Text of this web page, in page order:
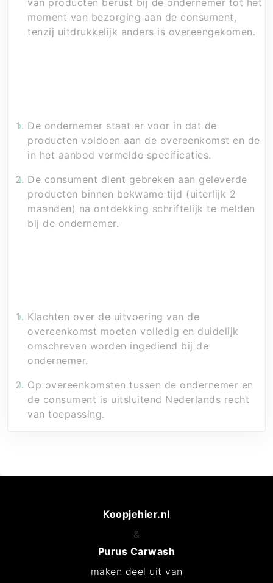
van producten berust bij de ondernemer tot het
moment van bezorging aan de consument,
tenzij uitdrukkelijk anders is overeengekomen.
De ondernemer staat er voor in dat de
producten voldoen aan de overeenkomst en de
in het aanbod vermelde specificaties.
De consument dient gebreken aan geleverde
producten binnen bekwame tijd (uiterlijk 2
maanden) na ontdekking schriftelijk te melden
bij de ondernemer.
Klachten over de uitvoering van de
overeenkomst moeten volledig en duidelijk
omschreven worden ingediend bij de
ondernemer.
Op overeenkomsten tussen de ondernemer en
de consument is uitsluitend Nederlands recht
van toepassing.
Koopjehier.nl
&
Purus Carwash
maken deel uit van